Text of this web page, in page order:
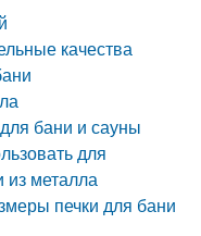
качества
бани и сауны
для
из металла
печки для бани